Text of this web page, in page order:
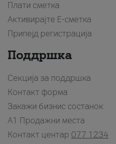
Плати сметка
Активирајте Е-сметка
Припејд регистрација
Поддршка
Секција за поддршка
Контакт форма
Закажи бизнис состанок
A1 Продажни места
Контакт центар 077 1234